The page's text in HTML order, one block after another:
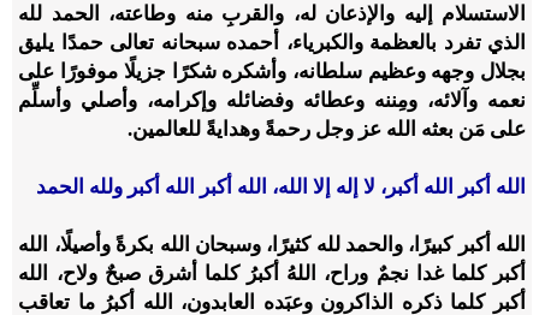
الاستسلام إليه والإذعان له، والقربِ منه وطاعته، الحمد لله
الذي تفرد بالعظمة والكبرياء، أحمده سبحانه تعالى حمدًا يليق
بجلال وجهه وعظيم سلطانه، وأشكره شكرًا جزيلًا موفورًا على
نعمه وآلائه، ومِننه وعطائه وفضائله وإكرامه، وأصلي وأسلِّم
على مَن بعثه الله عز وجل رحمةً وهدايةً للعالمين.
الله أكبر الله أكبر، لا إله إلا الله، الله أكبر الله أكبر ولله الحمد
الله أكبر كبيرًا، والحمد لله كثيرًا، وسبحان الله بكرةً وأصيلًا، الله
أكبر كلما غدا نجمٌ وراح، اللهُ أكبرُ كلما أشرق صبحٌ ولاح، الله
أكبر كلما ذكره الذاكرون وعبَده العابدون، الله أكبرُ ما تعاقب